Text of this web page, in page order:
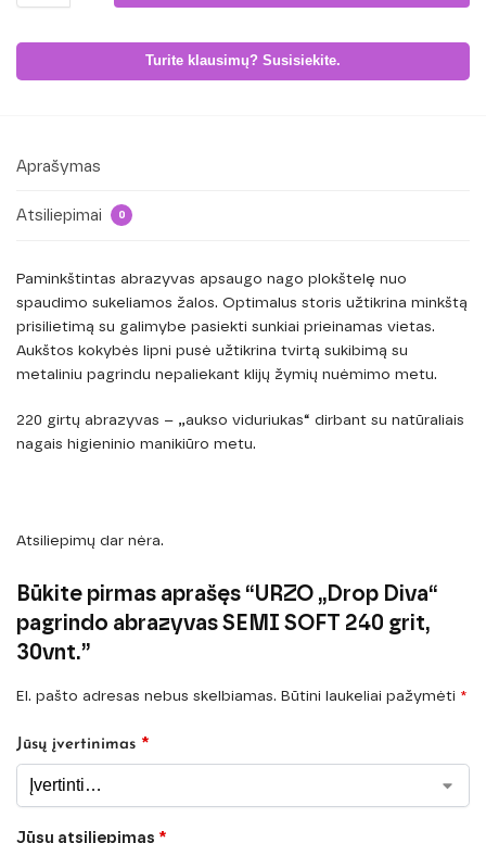
Turite klausimų? Susisiekite.
Aprašymas
Atsiliepimai 0
Paminkštintas abrazyvas apsaugo nago plokštelę nuo
spaudimo sukeliamos žalos. Optimalus storis užtikrina minkštą
prisilietimą su galimybe pasiekti sunkiai prieinamas vietas.
Aukštos kokybės lipni pusė užtikrina tvirtą sukibimą su
metaliniu pagrindu nepaliekant klijų žymių nuėmimo metu.
220 girtų abrazyvas – „aukso viduriukas“ dirbant su natūraliais
nagais higieninio manikiūro metu.
Atsiliepimų dar nėra.
Būkite pirmas aprašęs “URZO „Drop Diva“
pagrindo abrazyvas SEMI SOFT 240 grit,
30vnt.”
El. pašto adresas nebus skelbiamas. Būtini laukeliai pažymėti *
Jūsų įvertinimas *
Jūsų atsiliepimas *